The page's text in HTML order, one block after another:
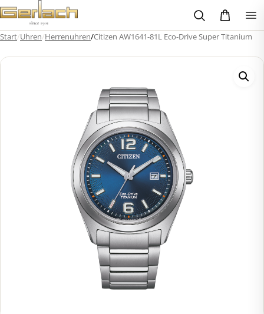
Zum
Inhalt
springen
Start/Uhren/Herrenuhren/Citizen AW1641-81L Eco-Drive Super Titanium